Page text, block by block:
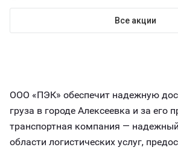
Все акции
ООО «ПЭК» обеспечит надежную
груза в городе Алексеевка и за его
транспортная компания —
области логистических услуг,